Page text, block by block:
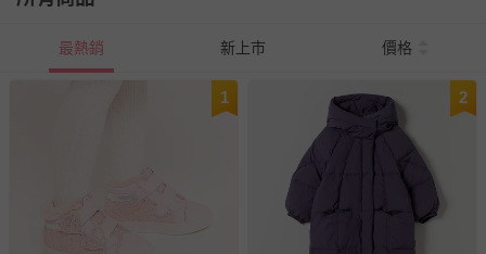
最熱銷 新上市 價格
1 2